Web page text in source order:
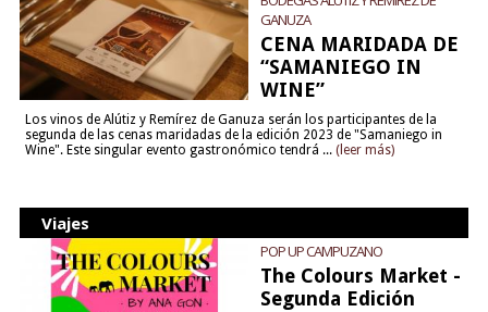
GANUZA
CENA MARIDADA DE
“SAMANIEGO IN
WINE”
Los vinos de Alútiz y Remírez de Ganuza serán los participantes de la
segunda de las cenas maridadas de la edición 2023 de "Samaniego in
Wine". Este singular evento gastronómico tendrá ... (leer más)
Viajes
POP UP CAMPUZANO
The Colours Market -
Segunda Edición